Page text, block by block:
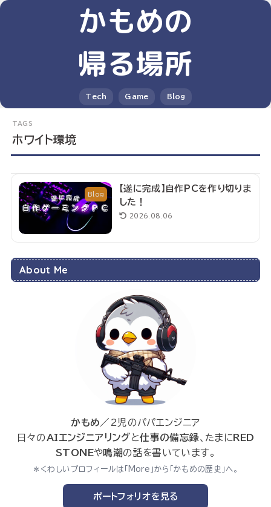
かもめの
帰る場所
Tech Game Blog
ホワイト環境
Blog
【遂に完成】自作PCを作り切りま
した！
2026.08.06
About Me
かもめ ／2児のパパエンジニア
日々のAIエンジニアリングと仕事の備忘録、たまにRED
STONEや鳴潮の話を書いています。
＊くわしいプロフィールは「More」から「かもめの歴史」へ。
ポートフォリオを見る